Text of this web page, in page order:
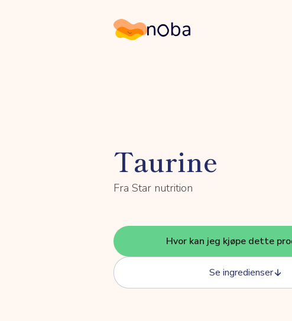
Noba
Taurine
Fra Star nutrition
Hvor kan jeg kjøpe dette
Se ingredienser